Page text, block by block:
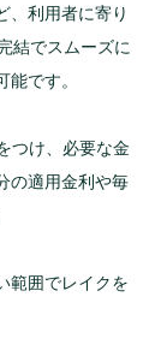
、利用者に寄り
結でスムーズに
です。
つけ、必要な金
の適用金利や毎
範囲でレイクを